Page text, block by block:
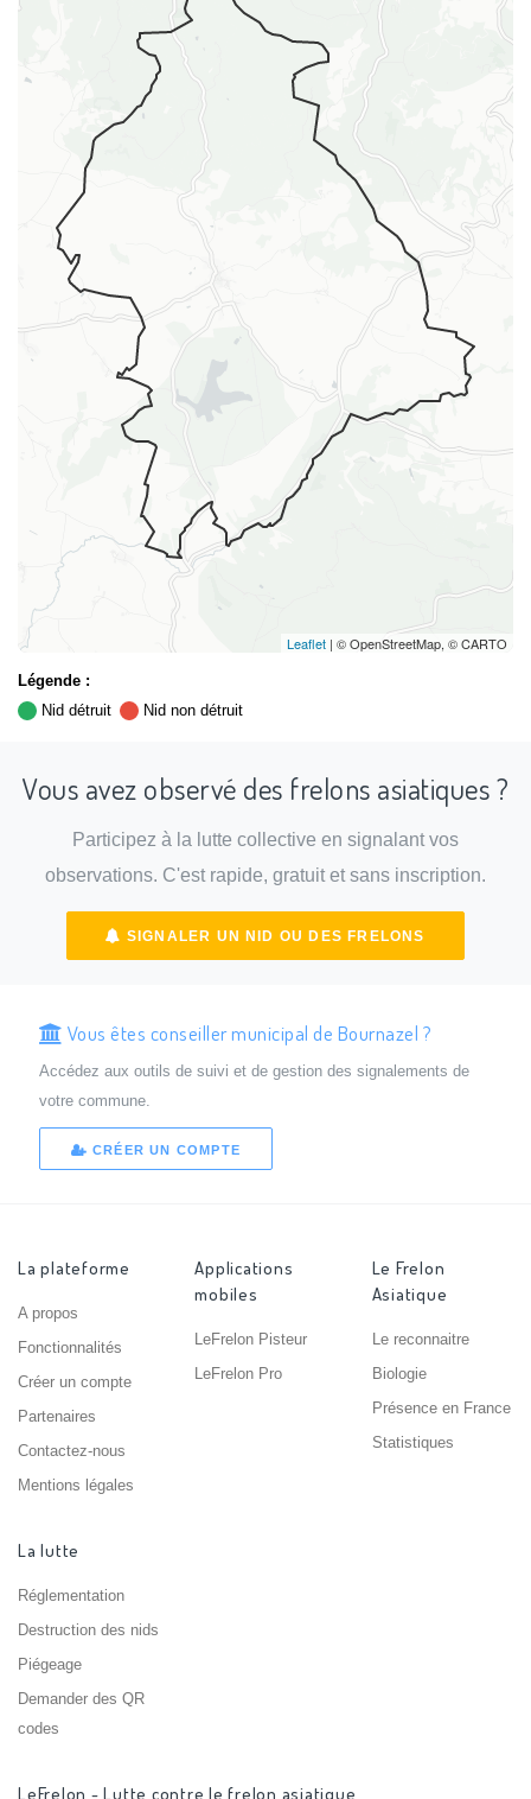
Leaflet | © OpenStreetMap, © CARTO
Légende :
Nid détruit
Nid non détruit
Vous avez observé des frelons asiatiques ?
Participez à la lutte collective en signalant vos
observations. C'est rapide, gratuit et sans inscription.
SIGNALER UN NID OU DES FRELONS
Vous êtes conseiller municipal de Bournazel ?
Accédez aux outils de suivi et de gestion des signalements de
votre commune.
CRÉER UN COMPTE
La plateforme
A propos
Fonctionnalités
Créer un compte
Partenaires
Contactez-nous
Mentions légales
Applications
mobiles
LeFrelon Pisteur
LeFrelon Pro
Le Frelon
Asiatique
Le reconnaitre
Biologie
Présence en France
Statistiques
La lutte
Réglementation
Destruction des nids
Piégeage
Demander des QR
codes
LeFrelon - Lutte contre le frelon asiatique